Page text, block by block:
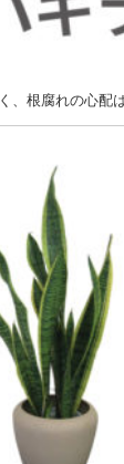
、根腐れの心配